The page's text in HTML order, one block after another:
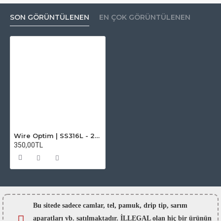
SON GÖRÜNTÜLENEN EN ÇOK GÖRÜNTÜLENEN
Wire Optim | SS316L - 26 GA Makara Rezistans Teli - 25 FT - Orijinal
350,00TL
Bu sitede sadece camlar, tel, pamuk, drip tip, sarım
aparatları vb. satılmaktadır. İLLEGAL olan hiç bir ürünün